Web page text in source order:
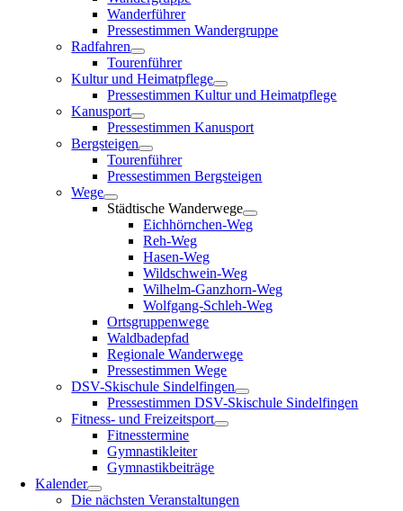
Wanderführer
Pressestimmen Wandergruppe
Radfahren
Tourenführer
Kultur und Heimatpflege
Pressestimmen Kultur und Heimatpflege
Kanusport
Pressestimmen Kanusport
Bergsteigen
Tourenführer
Pressestimmen Bergsteigen
Wege
Städtische Wanderwege
Eichhörnchen-Weg
Reh-Weg
Hasen-Weg
Wildschwein-Weg
Wilhelm-Ganzhorn-Weg
Wolfgang-Schleh-Weg
Ortsgruppenwege
Waldbadepfad
Regionale Wanderwege
Pressestimmen Wege
DSV-Skischule Sindelfingen
Pressestimmen DSV-Skischule Sindelfingen
Fitness- und Freizeitsport
Fitnesstermine
Gymnastikleiter
Gymnastikbeiträge
Kalender
Die nächsten Veranstaltungen